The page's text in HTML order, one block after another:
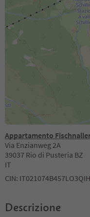
Appartamento
Via Enzianweg 2A
39037 Rio di Pusteria BZ
IT
CIN: IT021074B457LO3QIH
Descrizione